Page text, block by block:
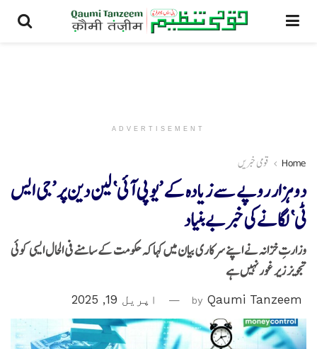
ADVERTISEMENT
Home قومی خبریں
دو ہزار روپے سے زیادہ کے ’یو پی آئی‘ لین دین پر ’جی ایس
ٹی‘ لگانےکی خبر بے بنیاد
وزارتِ خزانہ نے اپنے سرکاری بیان میں کہا کہ حکومت کے سامنے فی الحال ایسی کوئی
تجویز زیر غور نہیں ہے
by Qaumi Tanzeem اپریل 19, 2025